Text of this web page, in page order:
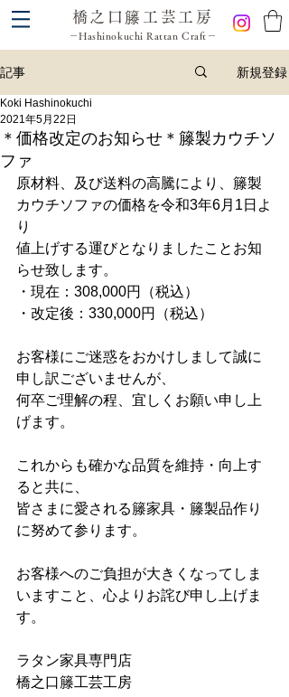
橋之口籐工芸工房
－Hashinokuchi Rattan Craft－
記事 新規登録
＊価格改定のお知らせ＊籐製カウチソ
ファ
Koki Hashinokuchi
2021年5月22日
原材料、及び送料の高騰により、籐製
カウチソファの価格を令和3年6月1日よ
り
値上げする運びとなりましたことお知
らせ致します。
・現在：308,000円（税込）
・改定後：330,000円（税込）
お客様にご迷惑をおかけしまして誠に
申し訳ございませんが、
何卒ご理解の程、宜しくお願い申し上
げます。
これからも確かな品質を維持・向上す
ると共に、
皆さまに愛される籐家具・籐製品作り
に努めて参ります。
お客様へのご負担が大きくなってしま
いますこと、心よりお詫び申し上げま
す。
ラタン家具専門店
橋之口籐工芸工房